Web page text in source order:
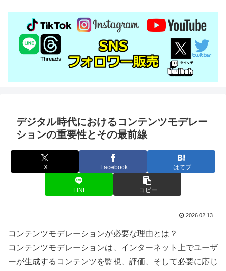
デジタル時代におけるコンテンツモデレー
ションの重要性とその最前線
X Facebook はてブ
LINE コピー
2026.02.13
コンテンツモデレーションが必要な理由とは？
コンテンツモデレーションは、インターネット上でユーザ
ーが生成するコンテンツを監視、評価、そして必要に応じ